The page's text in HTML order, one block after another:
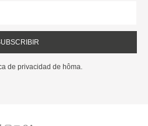
de privacidad de hôma.